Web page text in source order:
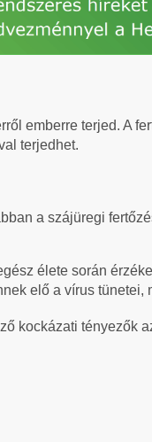
emberre terjed. A
terjedhet.
a szájüregi
élete során
elő a vírus
kockázati tényezők